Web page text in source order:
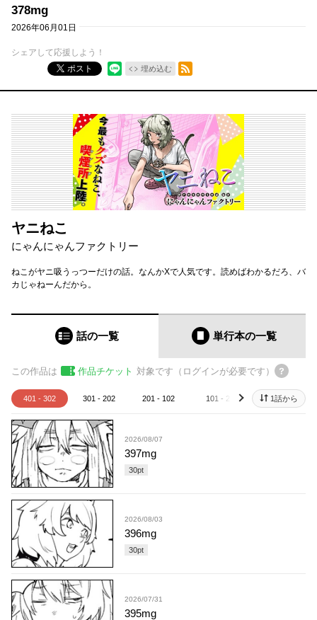
378mg
2026年06月01日
シェアして応援しよう！
ポスト
埋め込む
RSSフィード
ヤニねこ
にゃんにゃんファクトリー
ねこがヤニ吸うっつーだけの話。なんかXで人気です。読めばわかるだろ、バ
カじゃねーんだから。
話の一覧 単行本の一覧
この作品は 作品チケット 対象です（ログインが必要です）
401 - 302 301 - 202 201 - 102 101 - 2 1
next 1話から
2026/08/07
397mg
30pt
2026/08/03
396mg
30pt
2026/07/31
395mg